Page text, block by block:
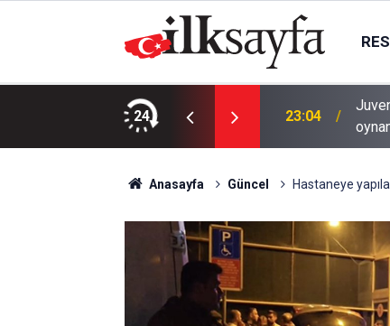
24
ve Araştırma Merkezi’ni Keçiören’de
23:04
Anasayfa Güncel Hastaneye